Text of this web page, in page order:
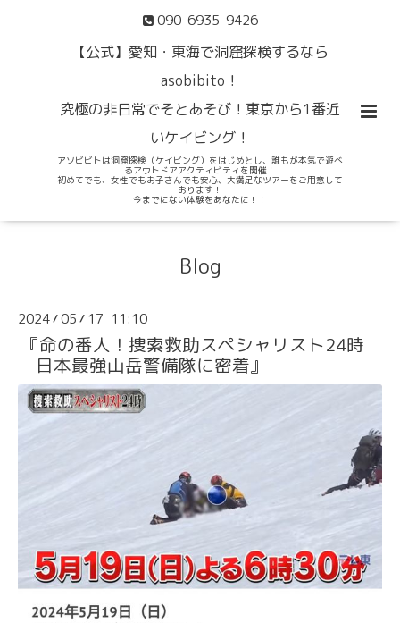
090-6935-9426
【公式】愛知・東海で洞窟探検するなら
asobibito！
究極の非日常でそとあそび！東京から1番近
いケイビング！
アソビビトは洞窟探検（ケイビング）をはじめとし、誰もが本気で遊べ
るアウトドアアクティビティを開催！
初めてでも、女性でもお子さんでも安心、大満足なツアーをご用意して
おります！
今までにない体験をあなたに！！
Blog
2024/05 / 17 11:10
『命の番人！捜索救助スペシャリスト24時
日本最強山岳警備隊に密着』